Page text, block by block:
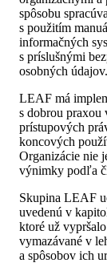
spôsobu
s použitím
informačných
s príslušnými
osobných údajov.
LEAF má
s dobrou praxou
prístupových
koncových
Organizácie nie
výnimky podľa
Skupina LEAF
uvedenú v
ktoré už
vymazávané v
a spôsobov ich